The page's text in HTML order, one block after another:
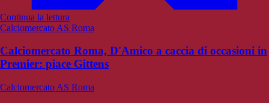
Continua la lettura
Calciomercato AS Roma
Calciomercato Roma, D'Amico a caccia di occasioni in
Premier: piace Gittens
Calciomercato AS Roma